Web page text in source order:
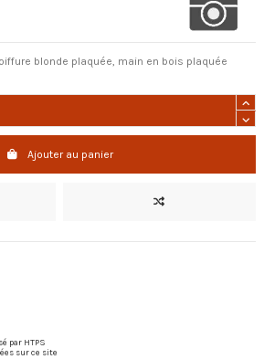
blonde plaquée, main en bois plaquée
Ajouter au panier
par HTPS
sur ce site